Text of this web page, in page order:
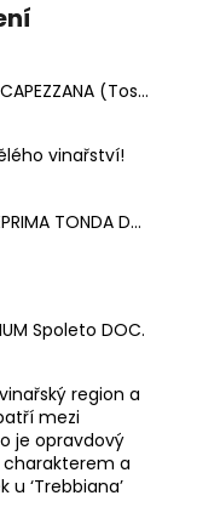
Olio Extravergine d´Oliva, CAPEZZANA (Toskánsko) - 0,5 l
hvězdiček.
vinařství!
Trebbiano Spoletino ANTEPRIMA TONDA DOC.
hvězdiček.
Spoleto DOC.
hvězdiček.
region a
mezi
je opravdový
charakterem a
‘Trebbiana’